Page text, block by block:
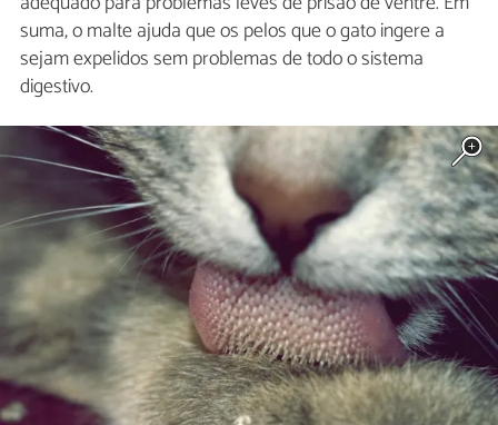
suma, o malte ajuda que os pelos que o gato ingere a
sejam expelidos sem problemas de todo o sistema
digestivo.